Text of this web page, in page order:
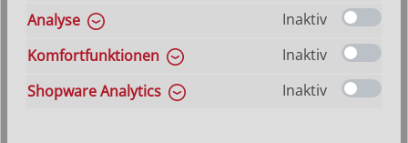
Analyse
Inaktiv
Komfortfunktionen
Inaktiv
Shopware Analytics
Inaktiv